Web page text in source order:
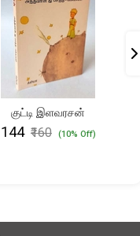
குட்டி இளவரசன்
₹144 ₹160 (10% Off)